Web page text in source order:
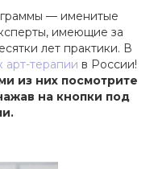
— именитые
, имеющие за
лет практики. В
арт-терапии в России!
из них посмотрите
на кнопки под